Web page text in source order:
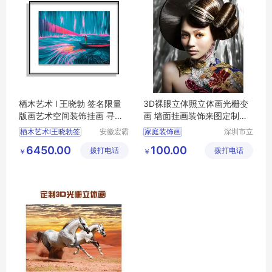
栖木艺术 l 王晓勃 签名限量
版画艺术空间装饰挂画 寻找
光明NO.3
栖木艺术l王晓勃签
安徽宏霸
有限公司
￥ 6450.00 拨打电话
3D裸眼立体照立体画光栅变
画 墙面挂画装饰来图定制批
量lenticular
家庭装饰画
墙面挂画装饰
深圳市立
技有限公
￥ 100.00 拨打电话